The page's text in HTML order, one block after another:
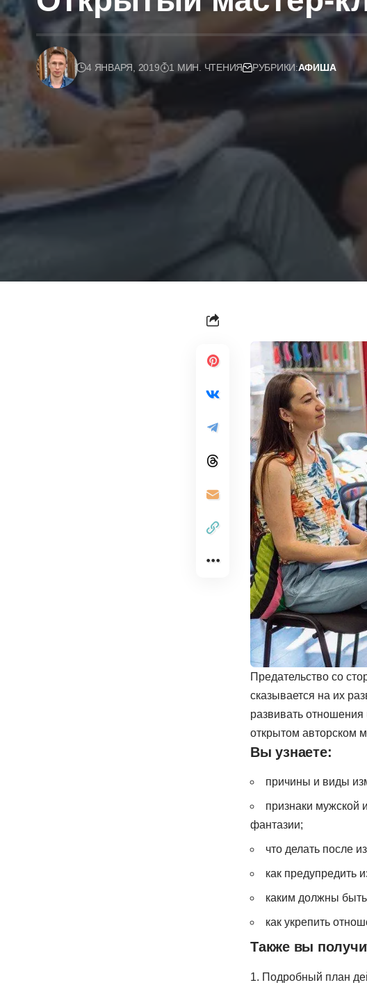
4 ЯНВАРЯ, 2019 1 МИН. ЧТЕНИЯ РУБРИКИ:АФИША
Предательство со
сказывается на их
развивать
открытом авторском
Вы узнаете:
причины и виды
признаки мужской
фантазии;
что делать после
как предупредить
каким должны
как укрепить
Также вы
Подробный план